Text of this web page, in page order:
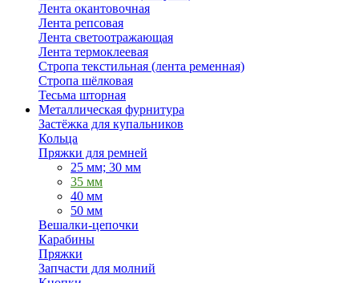
Лента окантовочная
Лента репсовая
Лента светоотражающая
Лента термоклеевая
Стропа текстильная (лента ременная)
Стропа шёлковая
Тесьма шторная
Металлическая фурнитура
Застёжка для купальников
Кольца
Пряжки для ремней
25 мм; 30 мм
35 мм
40 мм
50 мм
Вешалки-цепочки
Карабины
Пряжки
Запчасти для молний